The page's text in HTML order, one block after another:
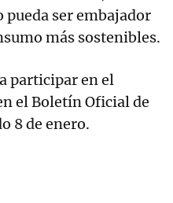
pueda ser embajador
más sostenibles.
participar en el
el Boletín Oficial de
8 de enero.